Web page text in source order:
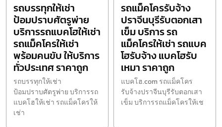
รถบรรทุกให้เช่า
ป้อมปราบศัตรูพ่าย
บริการรถแบคโฮให้เช่า
รถแม็คโครให้เช่า
พร้อมคนขับ ให้บริการ
ทั่วประเทศ ราคาถูก
รถบรรทุกให้เช่า
ป้อมปราบศัตรูพ่าย บริการรถ
แบคโฮให้เช่า รถแม็คโครให้
เช่า
รถแม็คโครรับจ้าง
ปราจีนบุรีรับตอกเสา
เข็ม บริการ รถ
แม็คโครให้เช่า รถแบค
โฮรับจ้าง แบคโฮรับ
เหมา ราคาถูก
แบคโฮ.com รถแม็คโคร
รับจ้างปราจีนบุรีรับตอกเสา
เข็ม บริการรถแม็คโครให้เช